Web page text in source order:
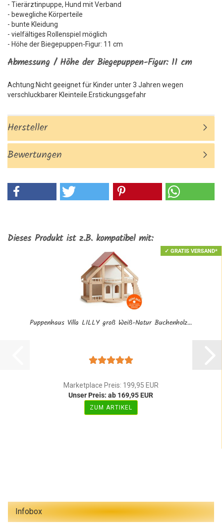
- Tierärztinpuppe, Hund mit Verband
- bewegliche Körperteile
- bunte Kleidung
- vielfältiges Rollenspiel möglich
- Höhe der Biegepuppen-Figur: 11 cm
Abmessung / Höhe der Biegepuppen-Figur: 11 cm
Achtung:Nicht geeignet für Kinder unter 3 Jahren wegen
verschluckbarer Kleinteile.Erstickungsgefahr
Hersteller
Bewertungen
Dieses Produkt ist z.B. kompatibel mit:
✓ GRATIS VERSAND*
Puppenhaus Villa LILLY groß Weiß-Natur Buchenholz...
Marketplace Preis: 199,95 EUR
Unser Preis: ab 169,95 EUR
ZUM ARTIKEL
Infobox